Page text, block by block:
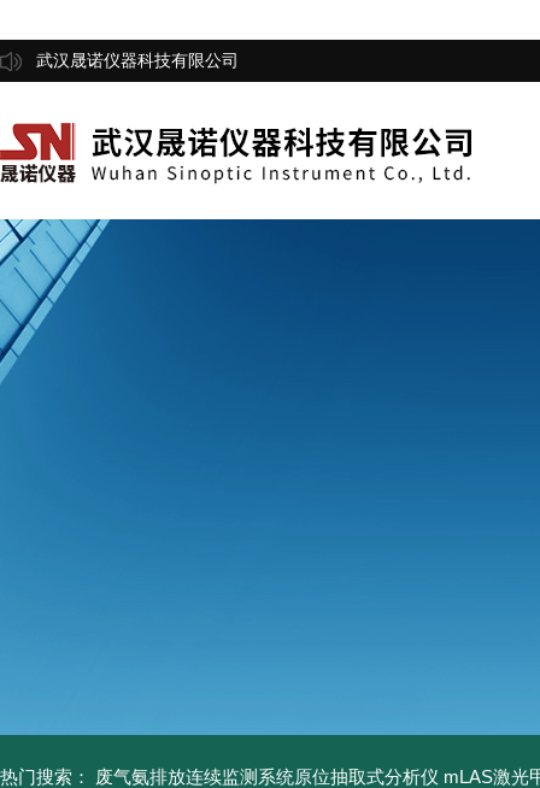
武汉晟诺仪器科技有限公司
热门搜索： 废气氨排放连续监测系统原位抽取式分析仪 mLAS激光